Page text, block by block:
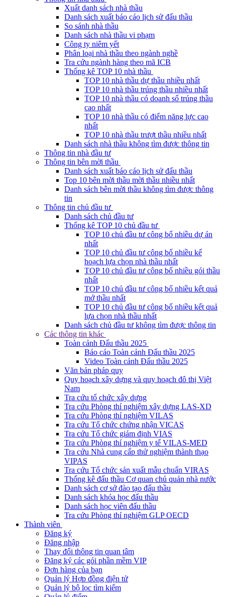
Xuất danh sách nhà thầu
Danh sách xuất báo cáo lịch sử đấu thầu
So sánh nhà thầu
Danh sách nhà thầu vi phạm
Công ty niêm yết
Phân loại nhà thầu theo ngành nghề
Tra cứu ngành hàng theo mã ICB
Thống kê TOP 10 nhà thầu
TOP 10 nhà thầu dự thầu nhiều nhất
TOP 10 nhà thầu trúng thầu nhiều nhất
TOP 10 nhà thầu có doanh số trúng thầu
cao nhất
TOP 10 nhà thầu có điểm năng lực cao
nhất
TOP 10 nhà thầu trượt thầu nhiều nhất
Danh sách nhà thầu không tìm được thông tin
Thông tin nhà đầu tư
Thông tin bên mời thầu
Danh sách xuất báo cáo lịch sử đấu thầu
Top 10 bên mời thầu mời thầu nhiều nhất
Danh sách bên mời thầu không tìm được thông
tin
Thông tin chủ đầu tư
Danh sách chủ đầu tư
Thống kê TOP 10 chủ đầu tư
TOP 10 chủ đầu tư công bố nhiều dự án
nhất
TOP 10 chủ đầu tư công bố nhiều kế
hoạch lựa chọn nhà thầu nhất
TOP 10 chủ đầu tư công bố nhiều gói thầu
nhất
TOP 10 chủ đầu tư công bố nhiều kết quả
mở thầu nhất
TOP 10 chủ đầu tư công bố nhiều kết quả
lựa chọn nhà thầu nhất
Danh sách chủ đầu tư không tìm được thông tin
Các thông tin khác
Toàn cảnh Đấu thầu 2025
Báo cáo Toàn cảnh Đấu thầu 2025
Video Toàn cảnh Đấu thầu 2025
Văn bản pháp quy
Quy hoạch xây dựng và quy hoạch đô thị Việt
Nam
Tra cứu tổ chức xây dựng
Tra cứu Phòng thí nghiệm xây dựng LAS-XD
Tra cứu Phòng thí nghiệm VILAS
Tra cứu Tổ chức chứng nhận VICAS
Tra cứu Tổ chức giám định VIAS
Tra cứu Phòng thí nghiệm y tế VILAS-MED
Tra cứu Nhà cung cấp thử nghiệm thành thạo
VIPAS
Tra cứu Tổ chức sản xuất mẫu chuẩn VIRAS
Thống kê đấu thầu Cơ quan chủ quản nhà nước
Danh sách cơ sở đào tạo đấu thầu
Danh sách khóa học đấu thầu
Danh sách học viên đấu thầu
Tra cứu Phòng thí nghiệm GLP OECD
Thành viên
Đăng ký
Đăng nhập
Thay đổi thông tin quan tâm
Đăng ký các gói phần mềm VIP
Đơn hàng của bạn
Quản lý Hợp đồng điện tử
Quản lý bộ lọc tìm kiếm